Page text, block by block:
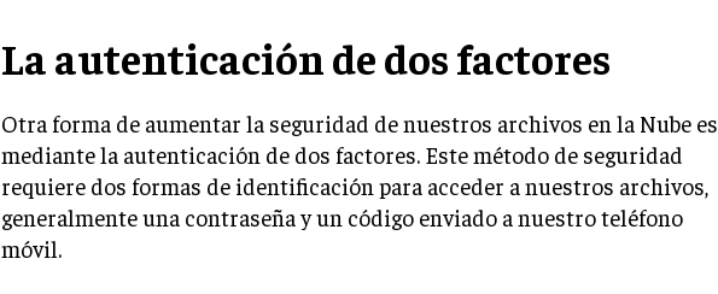
La autenticación de dos factores
Otra forma de aumentar la seguridad de nuestros archivos en la Nube es
mediante la autenticación de dos factores. Este método de seguridad
requiere dos formas de identificación para acceder a nuestros archivos,
generalmente una contraseña y un código enviado a nuestro teléfono
móvil.